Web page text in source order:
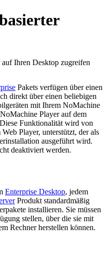
Ihren Desktop zugreifen
Pakets verfügen über einen
direkt über einen beliebigen
mit Ihrem NoMachine
Player auf dem
Funktionalität wird von
Player, unterstützt, der als
ausgeführt wird.
deaktiviert werden.
Enterprise Desktop, jedem
Produkt standardmäßig
installieren. Sie müssen
stellen, über die sie mit
Rechner herstellen können.